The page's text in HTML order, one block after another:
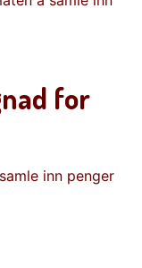
for
inn penger